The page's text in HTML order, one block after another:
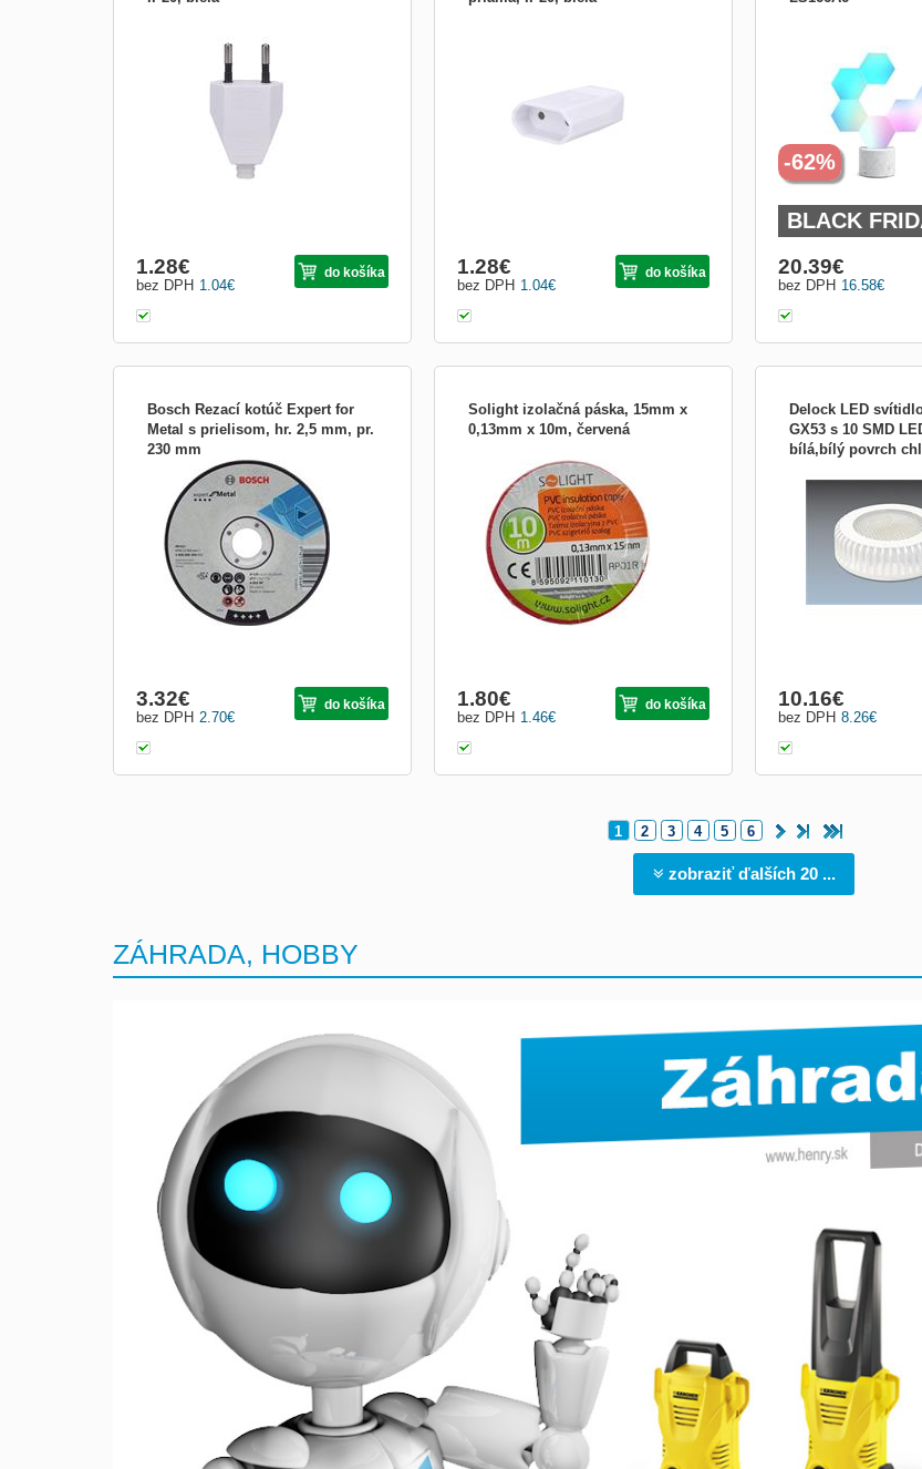
IP20 farba: biela
1.04€
bez DPH
1.28€ do košíka
1.04€
bez DPH
1.28€ do košíka
originálnemu dizajnu
doplnkom do každej
Inteligentné osvetlenie
mobilnej aplikácie
vašej aktuálnej
16.58€
bez DPH
20.39€
BLACK
-62%
Bosch Rezací kotúč Expert for
Metal s prielisom, hr. 2,5 mm, pr.
230 mm
Rezacie kotúče Bosch na kov pre vysoké
požiadavky. Špecifikácia: A 30 S BF
Priemer mm: 230.0 Priemer otvoru mm:
22.23 Hrúbka mm: 2.5 Prednosti • Rezací
kotúč Bosch na rezanie materiálov z kovu
• Určený pre ručne vedené uhlové brúsky
• S maximálnou obvo...
2.70€
bez DPH
3.32€ do košíka
Solight izolačná páska, 15mm x
0,13mm x 10m, červená
rozmery: 15mm x 0,13mm x 10m farba:
1.46€
bez DPH
1.80€ do košíka
Delock LED
GX53 s 10 SMD
bílá,bílý povrch
LED může být použito s
pomáhá také, oproti
šetřit životní prostředí.
chlazení spolehlivě
8.26€
bez DPH
10.16€
1 2 3 4 5 6
zobraziť ďalších 20 ...
ZÁHRADA, HOBBY